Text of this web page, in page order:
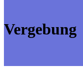
Vergebung